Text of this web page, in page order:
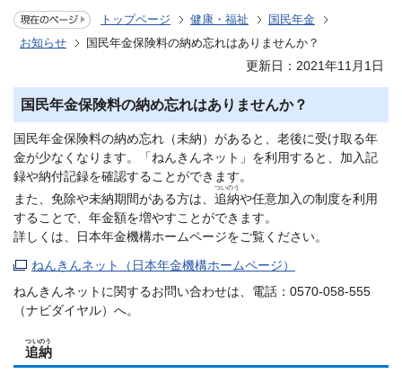
トップページ 健康・福祉
国民年金
お知らせ
国民年金保険料の納め忘れはありませんか？
更新日：2021年11月1日
国民年金保険料の納め忘れはありませんか？
国民年金保険料の納め忘れ（未納）があると、老後に受け取る年
金が少なくなります。「ねんきんネット」を利用すると、加入記
録や納付記録を確認することができます。
また、免除や未納期間がある方は、 追納
ついのう
や任意加入の制度を利用
することで、年金額を増やすことができます。
詳しくは、日本年金機構ホームページをご覧ください。
ねんきんネット（日本年金機構ホームページ）
ねんきんネットに関するお問い合わせは、電話：0570-058-555
（ナビダイヤル）へ。
追納
ついのう